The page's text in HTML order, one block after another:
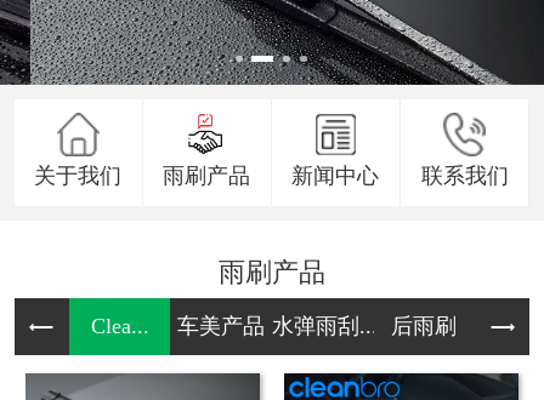
关于我们 雨刷产品 新闻中心 联系我们
雨刷产品
Clea... 车美产品 水弹雨刮... 后雨刷 雪